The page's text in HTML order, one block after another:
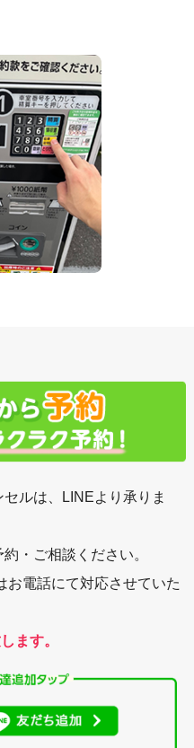
ルは、LINEより承りま
・ご相談ください。
電話にて対応させていた
ます。